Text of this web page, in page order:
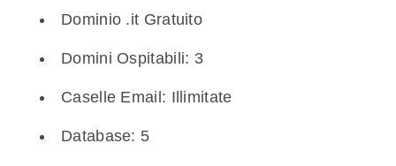
Dominio .it Gratuito
Domini Ospitabili: 3
Caselle Email: Illimitate
Database: 5